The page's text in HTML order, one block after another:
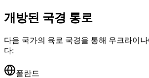
개방된 국경 통로
다음 국가의 육로 국경을 통해 우크라이
다:
폴란드